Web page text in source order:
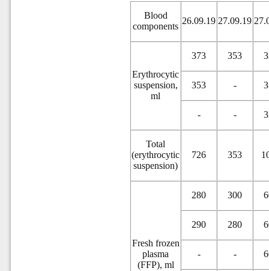
Blood
components
26.09.19 27.09.19
Erythrocytic
suspension,
ml
373 353
353 -
- -
Total
(erythrocytic
suspension)
726 353
Fresh frozen
plasma
(FFP), ml
280 300
290 280
- -